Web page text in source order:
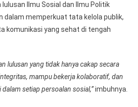
Ilmu Sosial dan Ilmu Politik
dalam memperkuat tata kelola publik,
komunikasi yang sehat di tengah
lulusan yang tidak hanya cakap secara
mampu bekerja kolaboratif, dan
setiap persoalan sosial,”imbuhnya.